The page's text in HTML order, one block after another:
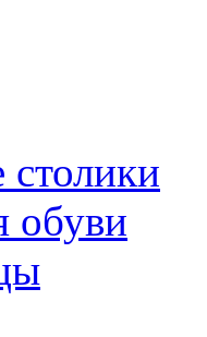
столики
обуви